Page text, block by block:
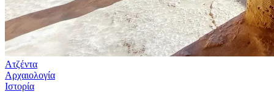
Ατζέντα
Αρχαιολογία
Ιστορία